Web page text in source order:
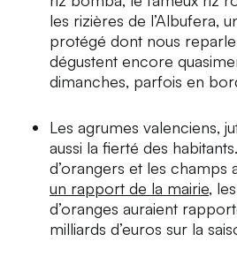
les rizières de l’Albufera,
protégé dont nous
dégustent encore
dimanches, parfois en
Les agrumes valenciens,
aussi la fierté des
d’orangers et les champs
un rapport de la mairie,
d’oranges auraient
milliards d’euros sur la